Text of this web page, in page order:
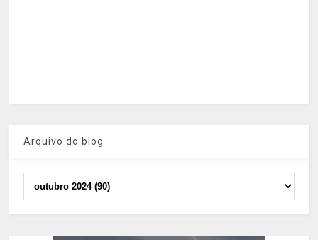
Arquivo do blog